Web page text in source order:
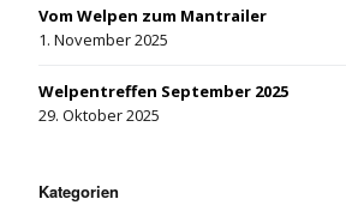
Vom Welpen zum Mantrailer
1. November 2025
Welpentreffen September 2025
29. Oktober 2025
Kategorien